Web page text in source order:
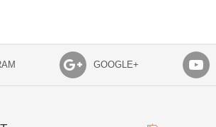
GOOGLE+